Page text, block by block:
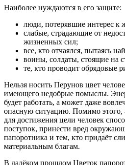
Наиболее нуждаются в его защите:
люди, потерявшие интерес к
слабые, страдающие от
жизненных сил;
все, кто отчаялся, пытаясь
воины, солдаты, стоящие на
те, кто проводит обрядовые
Нельзя носить Перунов цвет
имеющего недобрые помыслы.
будет работать, а может даже
опасную ситуацию. Помимо этого,
для достижения цели человек
поступок, принести вред
папоротника и тем, кто придаёт
материальным благам.
В далёком прошлом Цветок